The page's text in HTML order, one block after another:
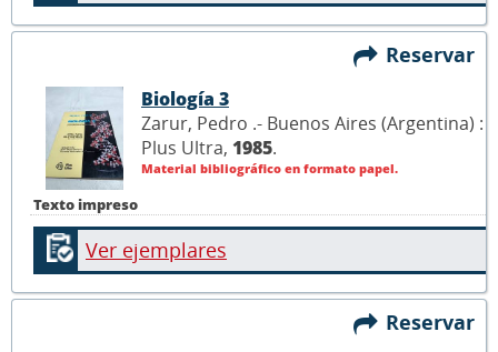
Reservar
Texto impreso
Biología 3
Zarur, Pedro .- Buenos Aires (Argentina) :
Plus Ultra, 1985.
Material bibliográfico en formato papel.
Ver ejemplares
Reservar